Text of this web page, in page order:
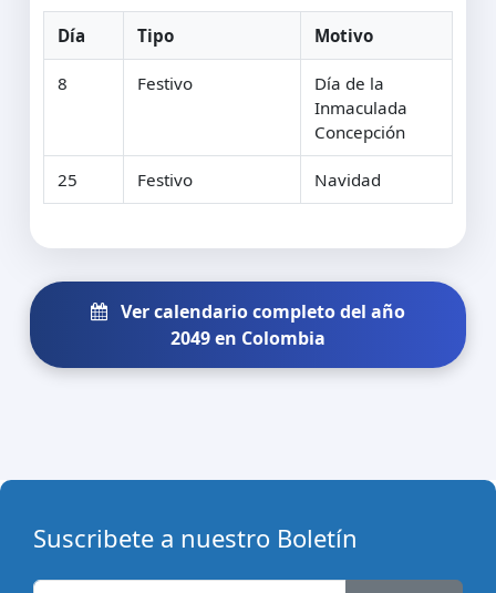
Día Tipo Motivo
8 Festivo
Día de la
Inmaculada
Concepción
25 Festivo Navidad
Ver calendario completo del año
2049 en Colombia
Suscribete a nuestro Boletín